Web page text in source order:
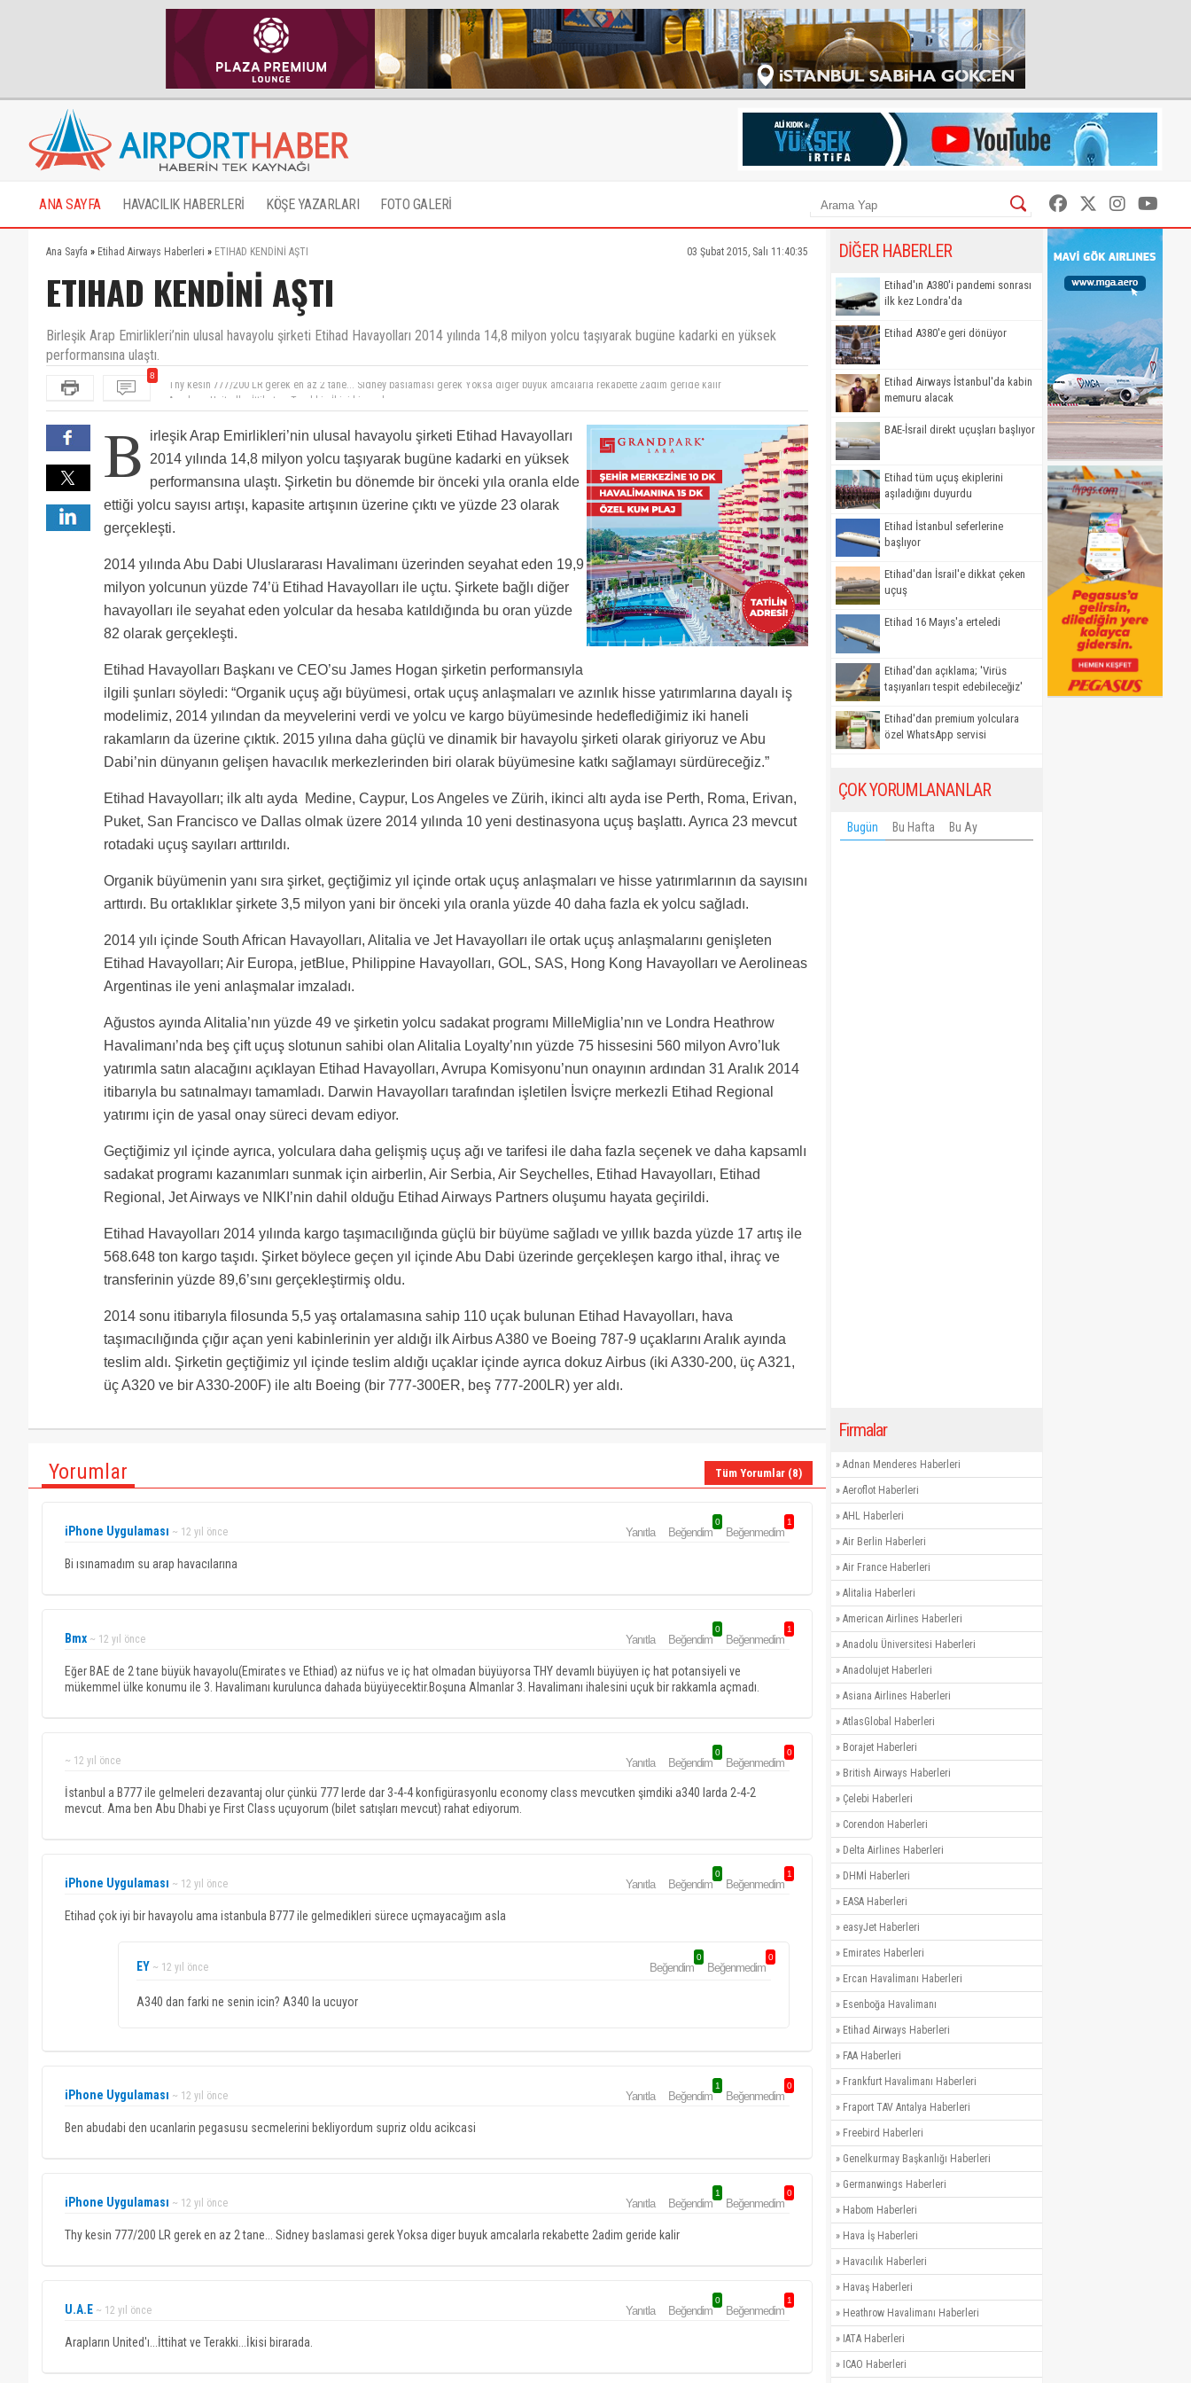
ANA SAYFA HAVACILIK HABERLERİ KÖŞE YAZARLARI FOTO GALERİ
Ana Sayfa » Etihad Airways Haberleri » ETIHAD KENDİNİ AŞTI 03 Şubat 2015, Salı 11:40:35
ETIHAD KENDİNİ AŞTI
Birleşik Arap Emirlikleri’nin ulusal havayolu şirketi Etihad Havayolları 2014 yılında 14,8 milyon yolcu taşıyarak bugüne kadarki en yüksek
performansına ulaştı.
8
Arapların United'ı...İttihat ve Terakki...İkisi birarada.
Eğer BAE de 2 tane büyük havayolu(Emirates ve Ethiad) az nüfus ve iç hat olmadan büyüyorsa THY devamlı büyüyen iç hat potansiyeli ve
mükemmel ülke konumu ile 3. Havalimanı kurulunca dahada büyüyecektir.Boşuna Almanlar 3. Havalimanı ihalesini uçuk bir rakkamla açmadı.
İstanbul a B777 ile gelmeleri dezavantaj olur çünkü 777 lerde dar 3-4-4 konfigürasyonlu economy class mevcutken şimdiki a340 larda 2-4-2
mevcut. Ama ben Abu Dhabi ye First Class uçuyorum (bilet satışları mevcut) rahat ediyorum.
Etihad çok iyi bir havayolu ama istanbula B777 ile gelmedikleri sürece uçmayacağım asla
Ben abudabi den ucanlarin pegasusu secmelerini bekliyordum supriz oldu acikcasi
Thy kesin 777/200 LR gerek en az 2 tane... Sidney baslamasi gerek Yoksa diger buyuk amcalarla rekabette 2adim geride kalir
B
irleşik Arap Emirlikleri’nin ulusal havayolu şirketi Etihad Havayolları
2014 yılında 14,8 milyon yolcu taşıyarak bugüne kadarki en yüksek
performansına ulaştı. Şirketin bu dönemde bir önceki yıla oranla elde
ettiği yolcu sayısı artışı, kapasite artışının üzerine çıktı ve yüzde 23 olarak
gerçekleşti.
2014 yılında Abu Dabi Uluslararası Havalimanı üzerinden seyahat eden 19,9
milyon yolcunun yüzde 74’ü Etihad Havayolları ile uçtu. Şirkete bağlı diğer
havayolları ile seyahat eden yolcular da hesaba katıldığında bu oran yüzde
82 olarak gerçekleşti.
Etihad Havayolları Başkanı ve CEO’su James Hogan şirketin performansıyla
ilgili şunları söyledi: “Organik uçuş ağı büyümesi, ortak uçuş anlaşmaları ve azınlık hisse yatırımlarına dayalı iş
modelimiz, 2014 yılından da meyvelerini verdi ve yolcu ve kargo büyümesinde hedeflediğimiz iki haneli
rakamların da üzerine çıktık. 2015 yılına daha güçlü ve dinamik bir havayolu şirketi olarak giriyoruz ve Abu
Dabi’nin dünyanın gelişen havacılık merkezlerinden biri olarak büyümesine katkı sağlamayı sürdüreceğiz.”
Etihad Havayolları; ilk altı ayda Medine, Caypur, Los Angeles ve Zürih, ikinci altı ayda ise Perth, Roma, Erivan,
Puket, San Francisco ve Dallas olmak üzere 2014 yılında 10 yeni destinasyona uçuş başlattı. Ayrıca 23 mevcut
rotadaki uçuş sayıları arttırıldı.
Organik büyümenin yanı sıra şirket, geçtiğimiz yıl içinde ortak uçuş anlaşmaları ve hisse yatırımlarının da sayısını
arttırdı. Bu ortaklıklar şirkete 3,5 milyon yani bir önceki yıla oranla yüzde 40 daha fazla ek yolcu sağladı.
2014 yılı içinde South African Havayolları, Alitalia ve Jet Havayolları ile ortak uçuş anlaşmalarını genişleten
Etihad Havayolları; Air Europa, jetBlue, Philippine Havayolları, GOL, SAS, Hong Kong Havayolları ve Aerolineas
Argentinas ile yeni anlaşmalar imzaladı.
Ağustos ayında Alitalia’nın yüzde 49 ve şirketin yolcu sadakat programı MilleMiglia’nın ve Londra Heathrow
Havalimanı’nda beş çift uçuş slotunun sahibi olan Alitalia Loyalty’nın yüzde 75 hissesini 560 milyon Avro’luk
yatırımla satın alacağını açıklayan Etihad Havayolları, Avrupa Komisyonu’nun onayının ardından 31 Aralık 2014
itibarıyla bu satınalmayı tamamladı. Darwin Havayolları tarafından işletilen İsviçre merkezli Etihad Regional
yatırımı için de yasal onay süreci devam ediyor.
Geçtiğimiz yıl içinde ayrıca, yolculara daha gelişmiş uçuş ağı ve tarifesi ile daha fazla seçenek ve daha kapsamlı
sadakat programı kazanımları sunmak için airberlin, Air Serbia, Air Seychelles, Etihad Havayolları, Etihad
Regional, Jet Airways ve NIKI’nin dahil olduğu Etihad Airways Partners oluşumu hayata geçirildi.
Etihad Havayolları 2014 yılında kargo taşımacılığında güçlü bir büyüme sağladı ve yıllık bazda yüzde 17 artış ile
568.648 ton kargo taşıdı. Şirket böylece geçen yıl içinde Abu Dabi üzerinde gerçekleşen kargo ithal, ihraç ve
transferinin yüzde 89,6’sını gerçekleştirmiş oldu.
2014 sonu itibarıyla filosunda 5,5 yaş ortalamasına sahip 110 uçak bulunan Etihad Havayolları, hava
taşımacılığında çığır açan yeni kabinlerinin yer aldığı ilk Airbus A380 ve Boeing 787-9 uçaklarını Aralık ayında
teslim aldı. Şirketin geçtiğimiz yıl içinde teslim aldığı uçaklar içinde ayrıca dokuz Airbus (iki A330-200, üç A321,
üç A320 ve bir A330-200F) ile altı Boeing (bir 777-300ER, beş 777-200LR) yer aldı.
Yorumlar Tüm Yorumlar (8)
iPhone Uygulaması ~ 12 yıl önce Yanıtla Beğendim
0
Beğenmedim
1
Bi ısınamadım su arap havacılarına
Bmx ~ 12 yıl önce Yanıtla Beğendim
0
Beğenmedim
1
Eğer BAE de 2 tane büyük havayolu(Emirates ve Ethiad) az nüfus ve iç hat olmadan büyüyorsa THY devamlı büyüyen iç hat potansiyeli ve
mükemmel ülke konumu ile 3. Havalimanı kurulunca dahada büyüyecektir.Boşuna Almanlar 3. Havalimanı ihalesini uçuk bir rakkamla açmadı.
~ 12 yıl önce Yanıtla Beğendim
0
Beğenmedim
0
İstanbul a B777 ile gelmeleri dezavantaj olur çünkü 777 lerde dar 3-4-4 konfigürasyonlu economy class mevcutken şimdiki a340 larda 2-4-2
mevcut. Ama ben Abu Dhabi ye First Class uçuyorum (bilet satışları mevcut) rahat ediyorum.
iPhone Uygulaması ~ 12 yıl önce Yanıtla Beğendim
0
Beğenmedim
1
Etihad çok iyi bir havayolu ama istanbula B777 ile gelmedikleri sürece uçmayacağım asla
EY ~ 12 yıl önce Beğendim
0
Beğenmedim
0
A340 dan farki ne senin icin? A340 la ucuyor
iPhone Uygulaması ~ 12 yıl önce Yanıtla Beğendim
1
Beğenmedim
0
Ben abudabi den ucanlarin pegasusu secmelerini bekliyordum supriz oldu acikcasi
iPhone Uygulaması ~ 12 yıl önce Yanıtla Beğendim
1
Beğenmedim
0
Thy kesin 777/200 LR gerek en az 2 tane... Sidney baslamasi gerek Yoksa diger buyuk amcalarla rekabette 2adim geride kalir
U.A.E ~ 12 yıl önce Yanıtla Beğendim
0
Beğenmedim
1
Arapların United'ı...İttihat ve Terakki...İkisi birarada.
DİĞER HABERLER
Etihad'ın A380'i pandemi sonrası
ilk kez Londra'da
Etihad A380'e geri dönüyor
Etihad Airways İstanbul'da kabin
memuru alacak
BAE-İsrail direkt uçuşları başlıyor
Etihad tüm uçuş ekiplerini
aşıladığını duyurdu
Etihad İstanbul seferlerine
başlıyor
Etihad'dan İsrail'e dikkat çeken
uçuş
Etihad 16 Mayıs'a erteledi
Etihad'dan açıklama; 'Virüs
taşıyanları tespit edebileceğiz'
Etihad'dan premium yolculara
özel WhatsApp servisi
ÇOK YORUMLANANLAR
Bugün Bu Hafta Bu Ay
Firmalar
» Adnan Menderes Haberleri
» Aeroflot Haberleri
» AHL Haberleri
» Air Berlin Haberleri
» Air France Haberleri
» Alitalia Haberleri
» American Airlines Haberleri
» Anadolu Üniversitesi Haberleri
» Anadolujet Haberleri
» Asiana Airlines Haberleri
» AtlasGlobal Haberleri
» Borajet Haberleri
» British Airways Haberleri
» Çelebi Haberleri
» Corendon Haberleri
» Delta Airlines Haberleri
» DHMİ Haberleri
» EASA Haberleri
» easyJet Haberleri
» Emirates Haberleri
» Ercan Havalimanı Haberleri
» Esenboğa Havalimanı
» Etihad Airways Haberleri
» FAA Haberleri
» Frankfurt Havalimanı Haberleri
» Fraport TAV Antalya Haberleri
» Freebird Haberleri
» Genelkurmay Başkanlığı Haberleri
» Germanwings Haberleri
» Habom Haberleri
» Hava İş Haberleri
» Havacılık Haberleri
» Havaş Haberleri
» Heathrow Havalimanı Haberleri
» IATA Haberleri
» ICAO Haberleri